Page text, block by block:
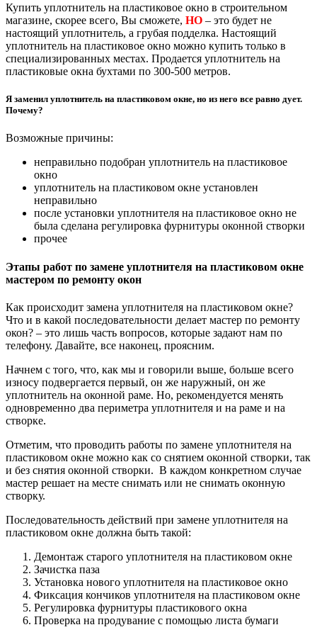
Купить уплотнитель на пластиковое окно в строительном
магазине, скорее всего, Вы сможете, НО – это будет не
настоящий уплотнитель, а грубая подделка. Настоящий
уплотнитель на пластиковое окно можно купить только в
специализированных местах. Продается уплотнитель на
пластиковые окна бухтами по 300-500 метров.
Я заменил уплотнитель на пластиковом окне, но из него все равно дует.
Почему?
Возможные причины:
неправильно подобран уплотнитель на пластиковое
окно
уплотнитель на пластиковом окне установлен
неправильно
после установки уплотнителя на пластиковое окно не
была сделана регулировка фурнитуры оконной створки
прочее
Этапы работ по замене уплотнителя на пластиковом окне
мастером по ремонту окон
Как происходит замена уплотнителя на пластиковом окне?
Что и в какой последовательности делает мастер по ремонту
окон? – это лишь часть вопросов, которые задают нам по
телефону. Давайте, все наконец, проясним.
Начнем с того, что, как мы и говорили выше, больше всего
износу подвергается первый, он же наружный, он же
уплотнитель на оконной раме. Но, рекомендуется менять
одновременно два периметра уплотнителя и на раме и на
створке.
Отметим, что проводить работы по замене уплотнителя на
пластиковом окне можно как со снятием оконной створки, так
и без снятия оконной створки. В каждом конкретном случае
мастер решает на месте снимать или не снимать оконную
створку.
Последовательность действий при замене уплотнителя на
пластиковом окне должна быть такой:
Демонтаж старого уплотнителя на пластиковом окне
Зачистка паза
Установка нового уплотнителя на пластиковое окно
Фиксация кончиков уплотнителя на пластиковом окне
Регулировка фурнитуры пластикового окна
Проверка на продувание с помощью листа бумаги